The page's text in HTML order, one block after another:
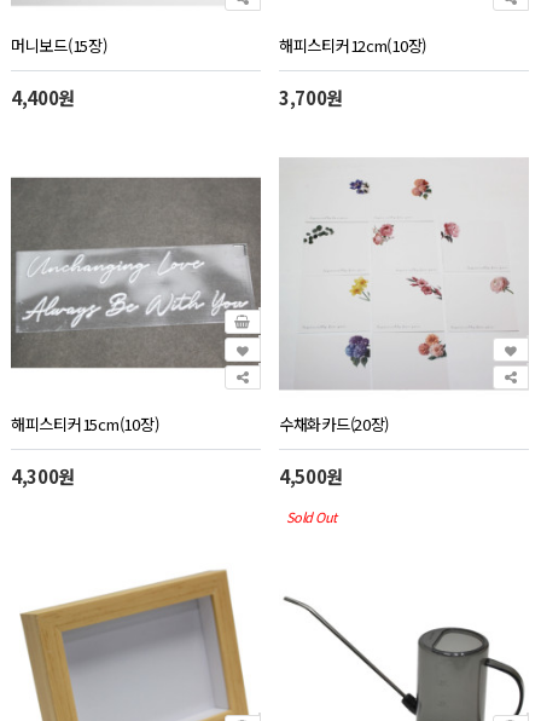
머니보드(15장)
4,400원
해피스티커12cm(10장)
3,700원
해피스티커15cm(10장)
4,300원
수채화카드(20장)
4,500원
Sold Out